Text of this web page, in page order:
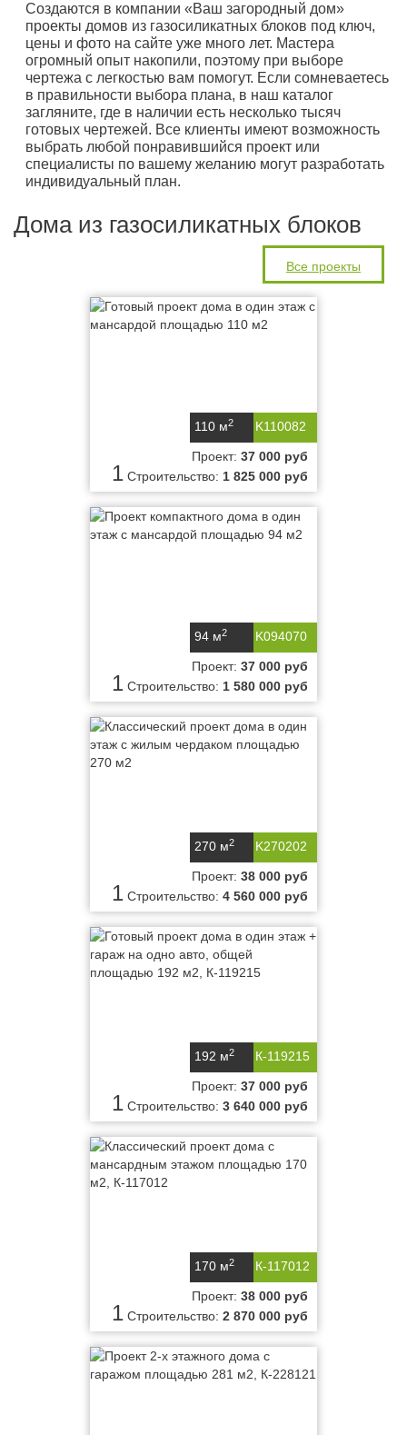
Создаются в компании «Ваш загородный дом»
проекты домов из газосиликатных блоков под ключ,
цены и фото на сайте уже много лет. Мастера
огромный опыт накопили, поэтому при выборе
чертежа с легкостью вам помогут. Если сомневаетесь
в правильности выбора плана, в наш каталог
загляните, где в наличии есть несколько тысяч
готовых чертежей. Все клиенты имеют возможность
выбрать любой понравившийся проект или
специалисты по вашему желанию могут разработать
индивидуальный план.
Дома из газосиликатных блоков
Все проекты
K110082
110 м2
1
Проект: 37 000 руб
Строительство: 1 825 000 руб
K094070
94 м2
1
Проект: 37 000 руб
Строительство: 1 580 000 руб
K270202
270 м2
1
Проект: 38 000 руб
Строительство: 4 560 000 руб
К-119215
192 м2
1
Проект: 37 000 руб
Строительство: 3 640 000 руб
К-117012
170 м2
1
Проект: 38 000 руб
Строительство: 2 870 000 руб